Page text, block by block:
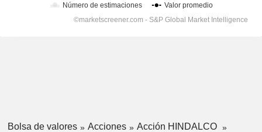
Bolsa de valores Acciones
Acción HINDALCO